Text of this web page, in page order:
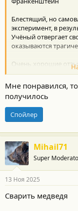
Блестящий, но
эксперимент, в
Учёный отвергает
оказываются
Очень хорошие
Красиво снято)
Мне понравился,
получилось
Спойлер
Mihail71
Super
13 Ноя 2025
Сварить медведя